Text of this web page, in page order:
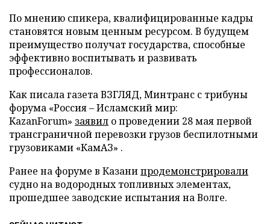
По мнению спикера, квалифицированные кадры
становятся новым ценным ресурсом. В будущем
преимущество получат государства, способные
эффективно воспитывать и развивать
профессионалов.
Как писала газета ВЗГЛЯД, Минтранс с трибуны
форума «Россия – Исламский мир:
KazanForum» заявил о проведении 28 мая первой
трансграничной перевозки грузов беспилотными
грузовиками «КамАЗ» .
Ранее на форуме в Казанипродемонстрировали
судно на водородных топливных элементах,
прошедшее заводские испытания на Волге.